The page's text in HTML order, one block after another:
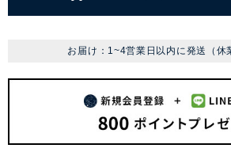
お届け：1~4営業日以内に発送（休